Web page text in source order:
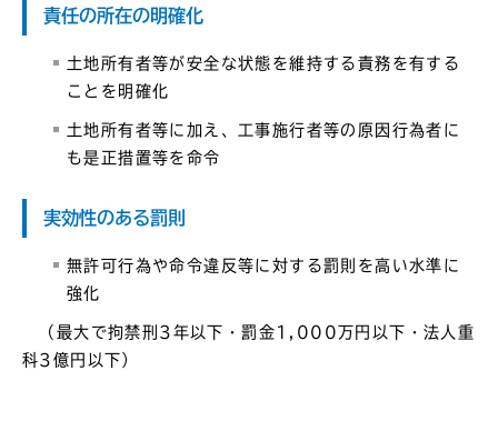
責任の所在の明確化
土地所有者等が安全な状態を維持する責務を有する
ことを明確化
土地所有者等に加え、工事施行者等の原因行為者に
も是正措置等を命令
実効性のある罰則
無許可行為や命令違反等に対する罰則を高い水準に
強化
（最大で拘禁刑3年以下・罰金1,000万円以下・法人重
科3億円以下）